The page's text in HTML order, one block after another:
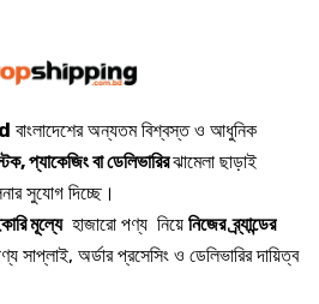
বাংলাদেশের অন্যতম বিশ্বস্ত ও আধুনিক
প্যাকেজিং বা ডেলিভারিরঝামেলা ছাড়াই
সুযোগ দিচ্ছে।
মূল্যেহাজারো পণ্য নিয়ে নিজের ব্র্যান্ডের
সাপ্লাই, অর্ডার প্রসেসিং ও ডেলিভারির দায়িত্ব